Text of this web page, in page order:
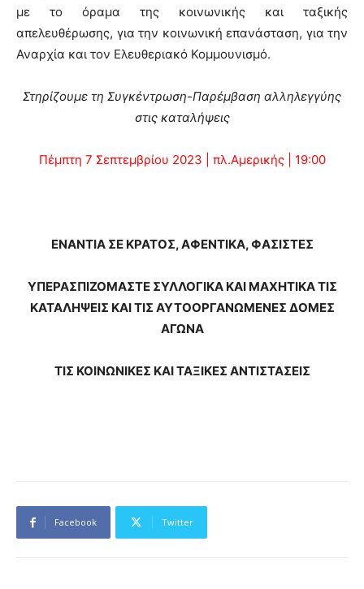
με το όραμα της κοινωνικής και ταξικής
απελευθέρωσης, για την κοινωνική επανάσταση, για την
Αναρχία και τον Ελευθεριακό Κομμουνισμό.
Στηρίζουμε τη Συγκέντρωση-Παρέμβαση αλληλεγγύης
στις καταλήψεις
Πέμπτη 7 Σεπτεμβρίου 2023 | πλ.Αμερικής | 19:00
ΕΝΑΝΤΙΑ ΣΕ ΚΡΑΤΟΣ, ΑΦΕΝΤΙΚΑ, ΦΑΣΙΣΤΕΣ
ΥΠΕΡΑΣΠΙΖΟΜΑΣΤΕ ΣΥΛΛΟΓΙΚΑ ΚΑΙ ΜΑΧΗΤΙΚΑ ΤΙΣ
ΚΑΤΑΛΗΨΕΙΣ ΚΑΙ ΤΙΣ ΑΥΤΟΟΡΓΑΝΩΜΕΝΕΣ ΔΟΜΕΣ
ΑΓΩΝΑ
ΤΙΣ ΚΟΙΝΩΝΙΚΕΣ ΚΑΙ ΤΑΞΙΚΕΣ ΑΝΤΙΣΤΑΣΕΙΣ
Facebook Twitter